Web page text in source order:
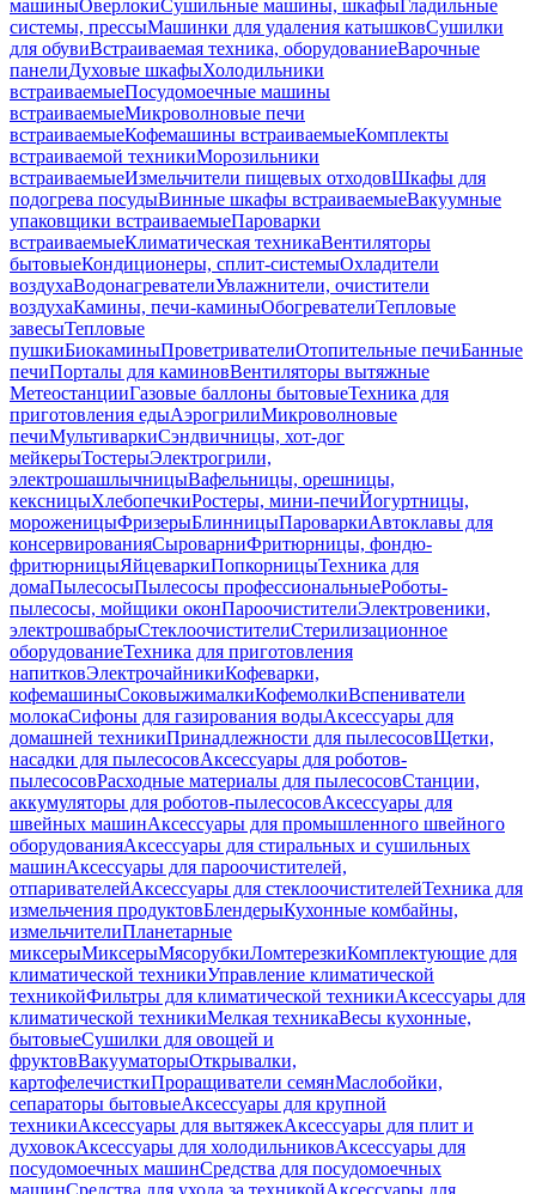
машиныОверлокиСушильные машины, шкафыГладильные
системы, прессыМашинки для удаления катышковСушилки
для обувиВстраиваемая техника, оборудованиеВарочные
панелиДуховые шкафыХолодильники
встраиваемыеПосудомоечные машины
встраиваемыеМикроволновые печи
встраиваемыеКофемашины встраиваемыеКомплекты
встраиваемой техникиМорозильники
встраиваемыеИзмельчители пищевых отходовШкафы для
подогрева посудыВинные шкафы встраиваемыеВакуумные
упаковщики встраиваемыеПароварки
встраиваемыеКлиматическая техникаВентиляторы
бытовыеКондиционеры, сплит-системыОхладители
воздухаВодонагревателиУвлажнители, очистители
воздухаКамины, печи-каминыОбогревателиТепловые
завесыТепловые
пушкиБиокаминыПроветривателиОтопительные печиБанные
печиПорталы для каминовВентиляторы вытяжные
МетеостанцииГазовые баллоны бытовыеТехника для
приготовления едыАэрогрилиМикроволновые
печиМультиваркиСэндвичницы, хот-дог
мейкерыТостерыЭлектрогрили,
электрошашлычницыВафельницы, орешницы,
кексницыХлебопечкиРостеры, мини-печиЙогуртницы,
мороженицыФризерыБлинницыПароваркиАвтоклавы для
консервированияСыроварниФритюрницы, фондю-
фритюрницыЯйцеваркиПопкорницыТехника для
домаПылесосыПылесосы профессиональныеРоботы-
пылесосы, мойщики оконПароочистителиЭлектровеники,
электрошвабрыСтеклоочистителиСтерилизационное
оборудованиеТехника для приготовления
напитковЭлектрочайникиКофеварки,
кофемашиныСоковыжималкиКофемолкиВспениватели
молокаСифоны для газирования водыАксессуары для
домашней техникиПринадлежности для пылесосовЩетки,
насадки для пылесосовАксессуары для роботов-
пылесосовРасходные материалы для пылесосовСтанции,
аккумуляторы для роботов-пылесосовАксессуары для
швейных машинАксессуары для промышленного швейного
оборудованияАксессуары для стиральных и сушильных
машинАксессуары для пароочистителей,
отпаривателейАксессуары для стеклоочистителейТехника для
измельчения продуктовБлендерыКухонные комбайны,
измельчителиПланетарные
миксерыМиксерыМясорубкиЛомтерезкиКомплектующие для
климатической техникиУправление климатической
техникойФильтры для климатической техникиАксессуары для
климатической техникиМелкая техникаВесы кухонные,
бытовыеСушилки для овощей и
фруктовВакууматорыОткрывалки,
картофелечисткиПроращиватели семянМаслобойки,
сепараторы бытовыеАксессуары для крупной
техникиАксессуары для вытяжекАксессуары для плит и
духовокАксессуары для холодильниковАксессуары для
посудомоечных машинСредства для посудомоечных
машинСредства для ухода за техникойАксессуары для